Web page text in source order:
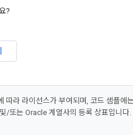
?
따라 라이선스가 부여되며, 코드 샘플에는
/또는 Oracle 계열사의 등록 상표입니다.